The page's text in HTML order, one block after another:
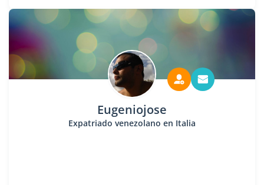
Eugeniojose
Expatriado venezolano en Italia